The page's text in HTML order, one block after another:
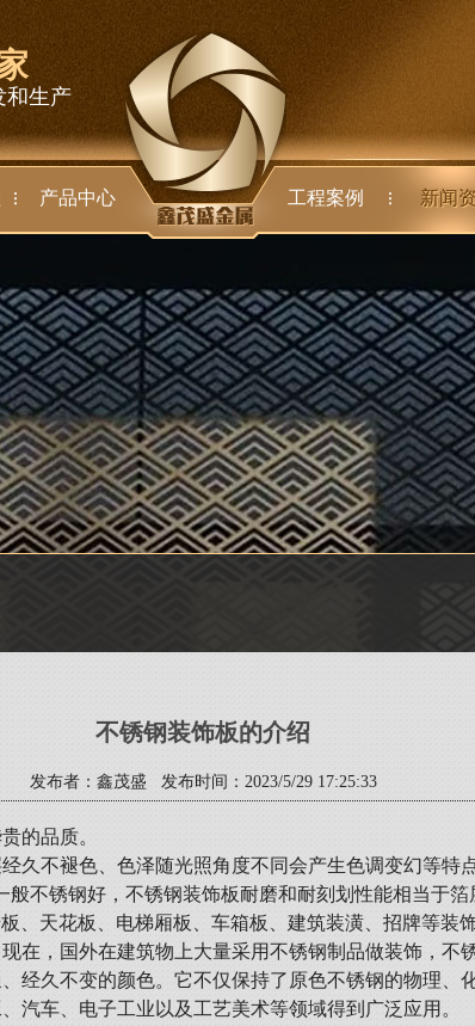
和生产
产品中心 工程案例 新闻
不锈钢装饰板的介绍
发布者：鑫茂盛 发布时间：2023/5/29 17:25:33
的品质。
久不褪色、色泽随光照角度不同会产生色调变幻等特点
不锈钢好，不锈钢装饰板耐磨和耐刻划性能相当于箔
天花板、电梯厢板、车箱板、建筑装潢、招牌等装
在，国外在建筑物上大量采用不锈钢制品做装饰，不
经久不变的颜色。它不仅保持了原色不锈钢的物理、
汽车、电子工业以及工艺美术等领域得到广泛应用。